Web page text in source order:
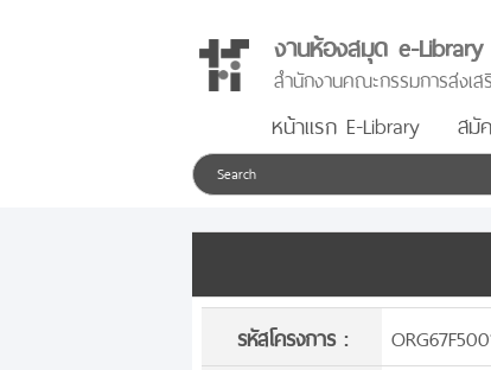
งานห้องสมุด e-Library
สำนักงานคณะกรรมการส่งเ
หน้าแรก E-Library สมั
รหัสโครงการ :